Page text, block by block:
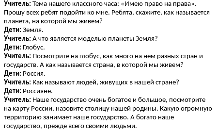
Учитель: Тема нашего классного часа: «Имею право на права».
Прошу всех ребят подойти ко мне. Ребята, скажите, как называется
планета, на которой мы живем?
Дети: Земля.
Учитель: А что является моделью планеты Земля?
Дети: Глобус.
Учитель: Посмотрите на глобус, как много на нем разных стран и
государств. А как называется страна, в которой мы живем?
Дети: Россия.
Учитель: Как называют людей, живущих в нашей стране?
Дети: Россияне.
Учитель: Наше государство очень богатое и большое, посмотрите
на карту России, назовите столицу нашей родины. Какую огромную
территорию занимает наше государство. А богато наше
государство, прежде всего своими людьми.